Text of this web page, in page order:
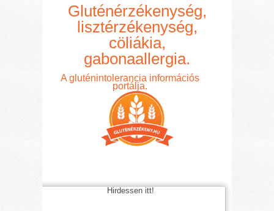
Gluténérzékenység,
lisztérzékenység,
cöliákia,
gabonaallergia.
A gluténintolerancia információs
portálja.
Hirdessen itt!